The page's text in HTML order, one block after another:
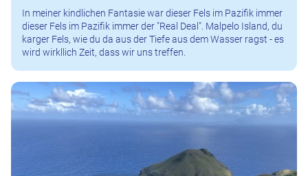
In meiner kindlichen Fantasie war dieser Fels im Pazifik immer
dieser Fels im Pazifik immer der "Real Deal". Malpelo Island, du
karger Fels, wie du da aus der Tiefe aus dem Wasser ragst - es
wird wirkllich Zeit, dass wir uns treffen.